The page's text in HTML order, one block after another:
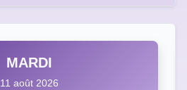
MARDI
11 août 2026